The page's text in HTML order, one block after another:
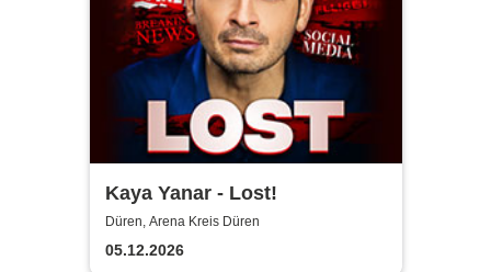
Kaya Yanar - Lost!
Düren, Arena Kreis Düren
05.12.2026